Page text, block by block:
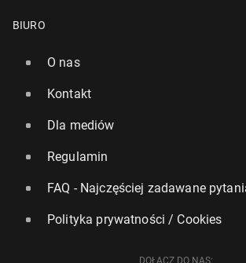
BIURO
O nas
Kontakt
Dla mediów
Regulamin
FAQ - Najczęściej zadawane
Polityka prywatności / Cookies
DOŁĄCZ DO NAS: